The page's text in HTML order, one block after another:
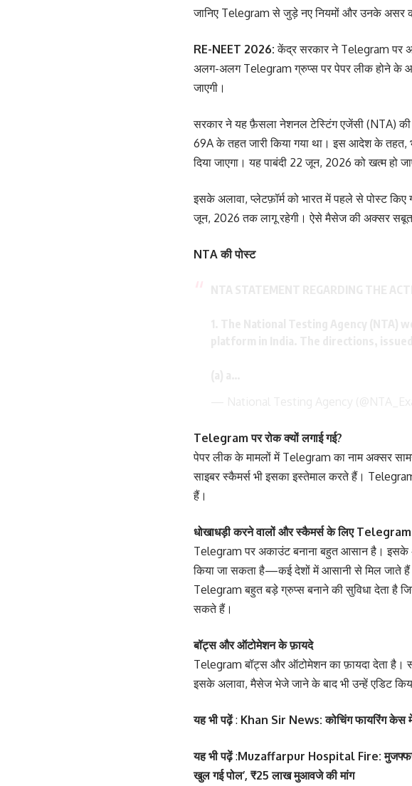
जानिए Telegram से जुड़े नए नियमों और उनके असर
RE-NEET 2026: केंद्र सरकार ने Telegram पर
अलग-अलग Telegram ग्रुप्स पर पेपर लीक होने के
जाएगी।
सरकार ने यह फ़ैसला नेशनल टेस्टिंग एजेंसी (NTA) की
69A के तहत जारी किया गया था। इस आदेश के तहत,
दिया जाएगा। यह पाबंदी 22 जून, 2026 को खत्म हो
इसके अलावा, प्लेटफ़ॉर्म को भारत में पहले से पोस्ट
जून, 2026 तक लागू रहेगी। ऐसे मैसेज की अक्सर सबूत
NTA की पोस्ट
Telegram पर रोक क्यों लगाई गई?
पेपर लीक के मामलों में Telegram का नाम अक्सर
साइबर स्कैमर्स भी इसका इस्तेमाल करते हैं।
हैं।
धोखाधड़ी करने वालों और स्कैमर्स के लिए Telegram
Telegram पर अकाउंट बनाना बहुत आसान है। इसके
किया जा सकता है—कई देशों में आसानी से मिल जाते
Telegram बहुत बड़े ग्रुप्स बनाने की सुविधा देता है
सकते हैं।
बॉट्स और ऑटोमेशन के फ़ायदे
Telegram बॉट्स और ऑटोमेशन का फ़ायदा देता
इसके अलावा, मैसेज भेजे जाने के बाद भी उन्हें एडिट
यह भी पढ़ें: Khan Sir News: कोचिंग फायरिंग केस
यह भी पढ़ें:Muzaffarpur Hospital Fire:
खुल गई पोल’, ₹25 लाख मुआवजे की मांग